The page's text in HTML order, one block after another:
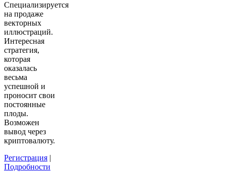
Специализируется
на продаже
векторных
иллюстраций.
Интересная
стратегия,
которая
оказалась
весьма
успешной и
проносит свои
постоянные
плоды.
Возможен
вывод через
криптовалюту.
Регистрация |
Подробности